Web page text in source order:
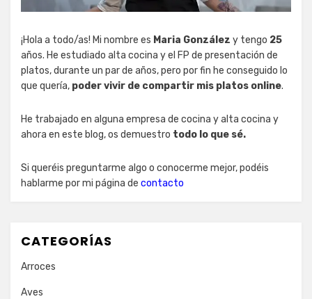
¡Hola a todo/as! Mi nombre es Maria González y tengo 25
años. He estudiado alta cocina y el FP de presentación de
platos, durante un par de años, pero por fin he conseguido lo
que quería, poder vivir de compartir mis platos online.
He trabajado en alguna empresa de cocina y alta cocina y
ahora en este blog, os demuestro todo lo que sé.
Si queréis preguntarme algo o conocerme mejor, podéis
hablarme por mi página de contacto
CATEGORÍAS
Arroces
Aves